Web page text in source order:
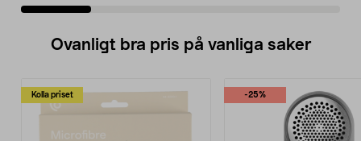
Ovanligt bra pris på vanliga saker
Kolla priset -25%